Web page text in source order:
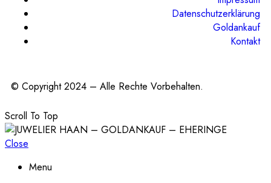
Datenschutzerklärung
Goldankauf
Kontakt
© Copyright 2024 – Alle Rechte Vorbehalten.
Scroll To Top
Close
Menu